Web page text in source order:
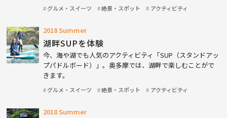
グルメ・スイーツ 絶景・スポット アクティビティ
2018 Summer
湖畔SUPを体験
今、海や湖でも人気のアクティビティ「SUP（スタンドアッ
プパドルボード）」。奥多摩では、湖畔で楽しむことがで
きます。
グルメ・スイーツ 絶景・スポット アクティビティ
2018 Summer